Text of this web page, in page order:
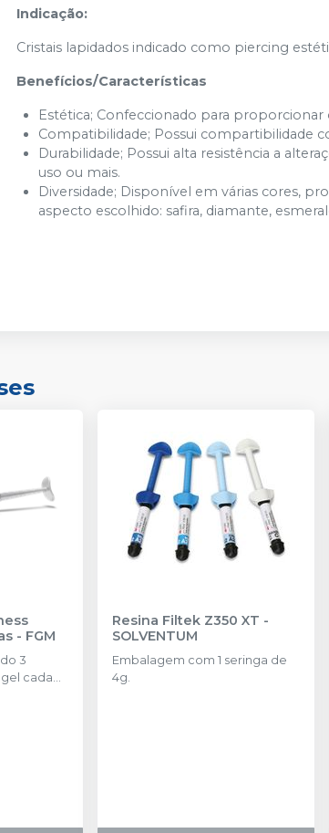
Indicação:
Cristais lapidados indicado como piercing
Benefícios/Características
Estética; Confeccionado para
Compatibilidade; Possui compartibilidade
Durabilidade; Possui alta resistência a
uso ou mais.
Diversidade; Disponível em várias cores,
aspecto escolhido: safira, diamante,
- FGM
3
cada
Resina Filtek Z350 XT -
SOLVENTUM
Embalagem com 1 seringa de
4g.